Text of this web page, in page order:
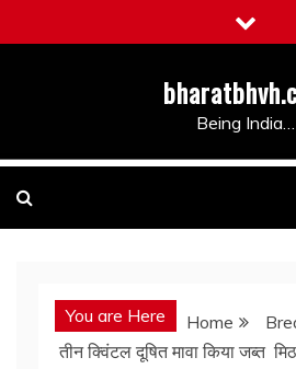
to
Being India…
You are Here Home
तीन क्विंटल दूषित मावा किया जब्त